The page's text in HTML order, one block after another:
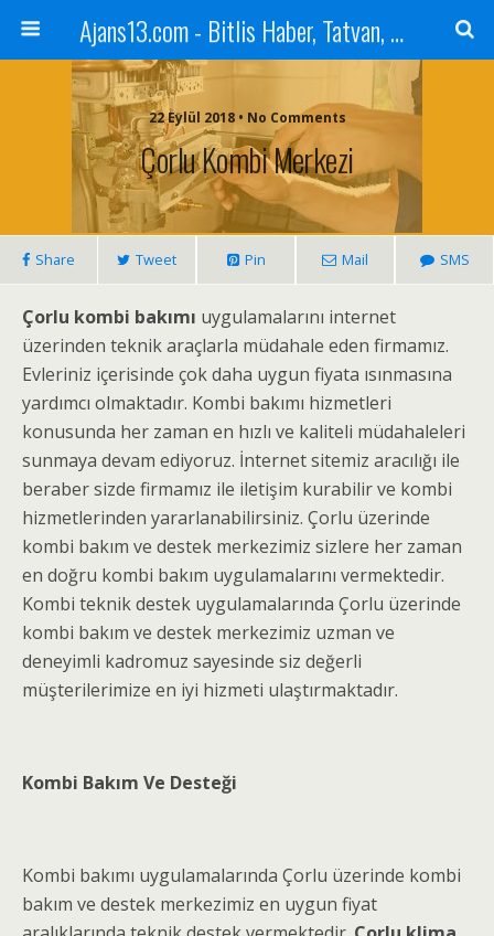
Ajans13.com - Bitlis Haber, Tatvan, Ahlat, Adilcevaz, Mutki, Hizan, Güroymak, Gazete, Ajans, 13, Haber
22 Eylül 2018 • No Comments
Çorlu Kombi Merkezi
Share Tweet Pin Mail SMS
Çorlu kombi bakımı uygulamalarını internet
üzerinden teknik araçlarla müdahale eden firmamız.
Evleriniz içerisinde çok daha uygun fiyata ısınmasına
yardımcı olmaktadır. Kombi bakımı hizmetleri
konusunda her zaman en hızlı ve kaliteli müdahaleleri
sunmaya devam ediyoruz. İnternet sitemiz aracılığı ile
beraber sizde firmamız ile iletişim kurabilir ve kombi
hizmetlerinden yararlanabilirsiniz. Çorlu üzerinde
kombi bakım ve destek merkezimiz sizlere her zaman
en doğru kombi bakım uygulamalarını vermektedir.
Kombi teknik destek uygulamalarında Çorlu üzerinde
kombi bakım ve destek merkezimiz uzman ve
deneyimli kadromuz sayesinde siz değerli
müşterilerimize en iyi hizmeti ulaştırmaktadır.
Kombi Bakım Ve Desteği
Kombi bakımı uygulamalarında Çorlu üzerinde kombi
bakım ve destek merkezimiz en uygun fiyat